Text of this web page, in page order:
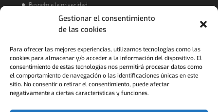
Gestionar el consentimiento
de las cookies
Para ofrecer las mejores experiencias, utilizamos tecnologías como las
cookies para almacenar y/o acceder a la información del dispositivo. El
consentimiento de estas tecnologías nos permitirá procesar datos como
el comportamiento de navegación o las identificaciones únicas en este
sitio. No consentir o retirar el consentimiento, puede afectar
negativamente a ciertas características y funciones.
Respeto a la privacidad
Atención al cliente
Acorde a la LOPD
Política de Devoluciones